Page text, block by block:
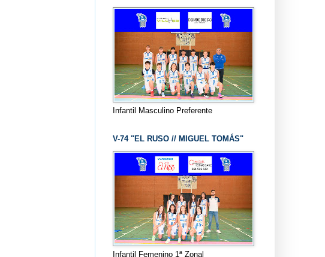
Infantil Masculino Preferente
V-74 "EL RUSO // MIGUEL TOMÁS"
Infantil Femenino 1ª Zonal